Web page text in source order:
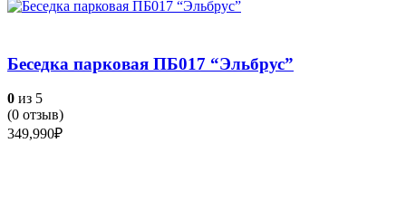
Беседка парковая ПБ017 “Эльбрус”
0 из 5
(0 отзыв)
349,990₽